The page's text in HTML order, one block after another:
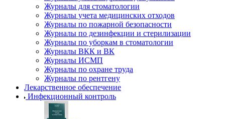
Журналы для стоматологии
Журналы учета медицинских отходов
Журналы по пожарной безопасности
Журналы по дезинфекции и стерилизации
Журналы по уборкам в стоматологии
Журналы ВКК и ВК
Журналы ИСМП
Журналы по охране труда
Журналы по рентгену
Лекарственное обеспечение
Инфекционный контроль